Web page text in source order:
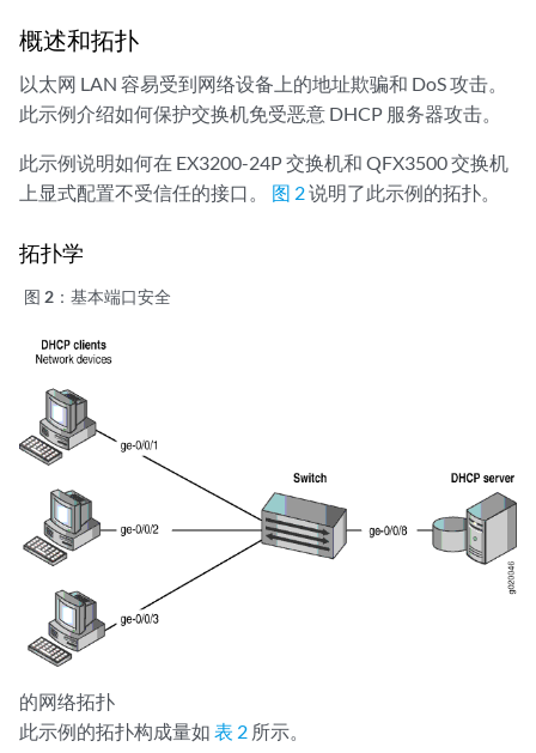
概述和拓扑
以太网 LAN 容易受到网络设备上的地址欺骗和 DoS 攻击。
此示例介绍如何保护交换机免受恶意 DHCP 服务器攻击。
此示例说明如何在 EX3200-24P 交换机和 QFX3500 交换机
上显式配置不受信任的接口。 图 2说明了此示例的拓扑。
拓扑学
图 2： 基本端口安全
的网络拓扑
此示例的拓扑构成量如 表 2 所示。